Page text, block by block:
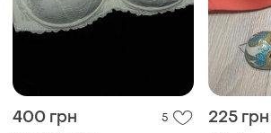
400 грн 5 225 грн